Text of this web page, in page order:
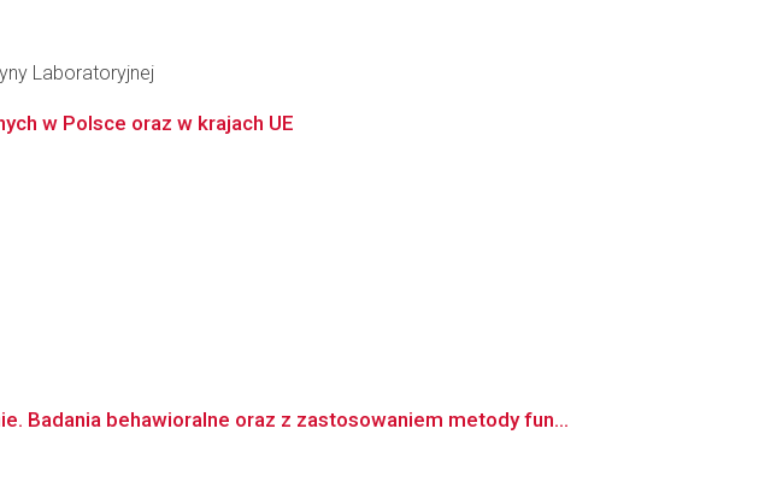
Laboratoryjnej
w Polsce oraz w krajach UE
Badania behawioralne oraz z zastosowaniem metody fun...